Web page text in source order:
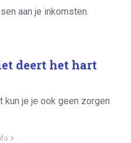
aan je inkomsten.
deert het hart
kun je je ook geen zorgen